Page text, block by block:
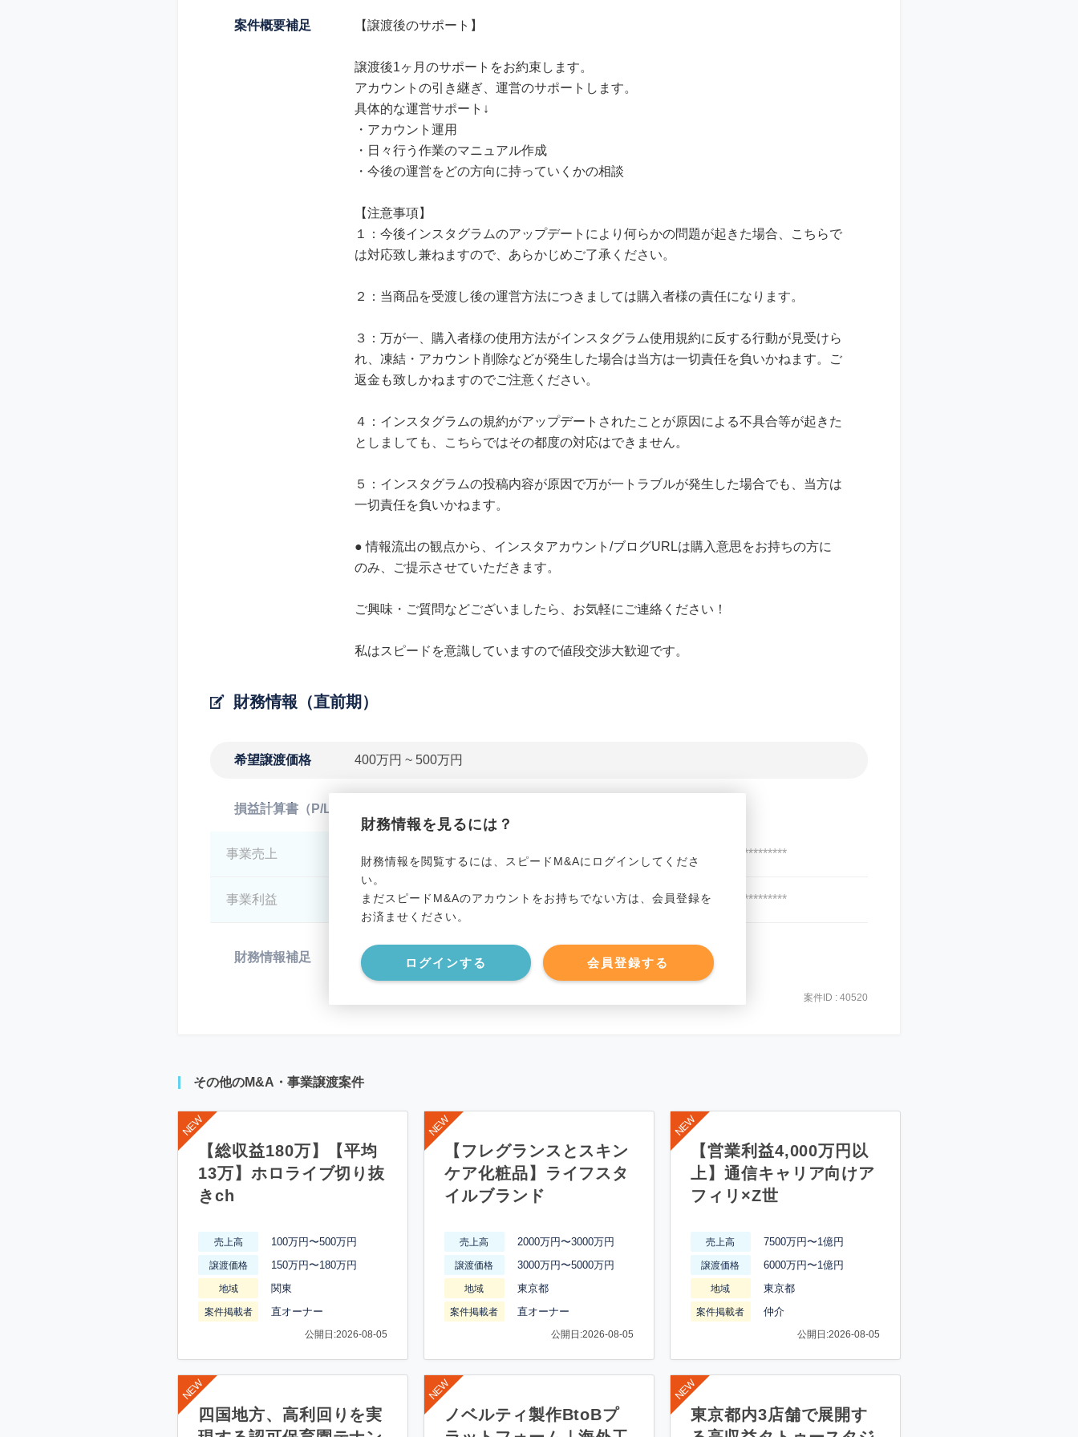
案件概要補足 【譲渡後のサポート】
譲渡後1ヶ月のサポートをお約束します。
アカウントの引き継ぎ、運営のサポートします。
具体的な運営サポート↓
・アカウント運用
・日々行う作業のマニュアル作成
・今後の運営をどの方向に持っていくかの相談
【注意事項】
１：今後インスタグラムのアップデートにより何らかの問題が起きた場合、こちらで
は対応致し兼ねますので、あらかじめご了承ください。
２：当商品を受渡し後の運営方法につきましては購入者様の責任になります。
３：万が一、購入者様の使用方法がインスタグラム使用規約に反する行動が見受けら
れ、凍結・アカウント削除などが発生した場合は当方は一切責任を負いかねます。ご
返金も致しかねますのでご注意ください。
４：インスタグラムの規約がアップデートされたことが原因による不具合等が起きた
としましても、こちらではその都度の対応はできません。
５：インスタグラムの投稿内容が原因で万が一トラブルが発生した場合でも、当方は
一切責任を負いかねます。
● 情報流出の観点から、インスタアカウント/ブログURLは購入意思をお持ちの方に
のみ、ご提示させていただきます。
ご興味・ご質問などございましたら、お気軽にご連絡ください！
私はスピードを意識していますので値段交渉大歓迎です。
財務情報（直前期）
希望譲渡価格 400万円 ~ 500万円
財務情報を見るには？
財務情報を閲覧するには、スピードM&Aにログインしてくださ
い。
まだスピードM&Aのアカウントをお持ちでない方は、会員登録を
お済ませください。
ログインする 会員登録する
損益計算書（P/L）
事業売上 ********************
事業利益 ********************
事業資産 ********************
事業負債 ********************
財務情報補足 ********************
案件ID : 40520
その他のM&A・事業譲渡案件
【総収益180万】【平均
13万】ホロライブ切り抜
きch
売上高 100万円〜500万円
譲渡価格 150万円〜180万円
地域 関東
案件掲載者 直オーナー
公開日:2026-08-05
【フレグランスとスキン
ケア化粧品】ライフスタ
イルブランド
売上高 2000万円〜3000万円
譲渡価格 3000万円〜5000万円
地域 東京都
案件掲載者 直オーナー
公開日:2026-08-05
【営業利益4,000万円以
上】通信キャリア向けア
フィリ×Z世
売上高 7500万円〜1億円
譲渡価格 6000万円〜1億円
地域 東京都
案件掲載者 仲介
公開日:2026-08-05
四国地方、高利回りを実
ノベルティ製作BtoBプ
東京都内3店舗で展開す